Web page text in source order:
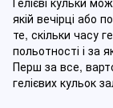
якій вечірці або
те, скільки часу
польотності і за
Перш за все,
гелієвих кульок